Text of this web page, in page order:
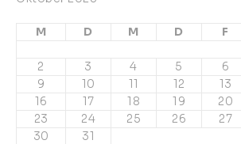
M D M D F
2
3 4 5 6
9
10 11 12 13
16
17 18 19 20
23
24 25 26 27
30
31